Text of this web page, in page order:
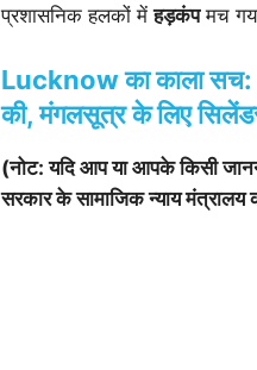
प्रशासनिक हलकों मेंहड़कंपमच
Lucknow का काला सच:
की, मंगलसूत्र के लिए
(नोट: यदि आप या आपके किसी
सरकार के सामाजिक न्याय